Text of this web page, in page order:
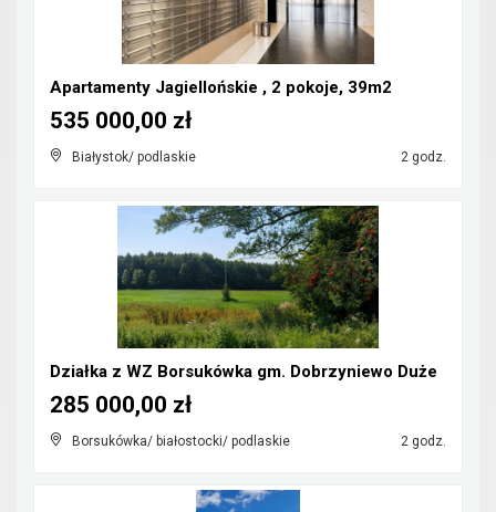
Apartamenty Jagiellońskie , 2 pokoje, 39m2
Białystok/ podlaskie 2 godz.
535 000,00 zł
Działka z WZ Borsukówka gm. Dobrzyniewo Duże
Borsukówka/ białostocki/ podlaskie 2 godz.
285 000,00 zł